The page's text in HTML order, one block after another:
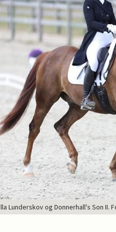
Lunderskov og Donnerhall's Son II.